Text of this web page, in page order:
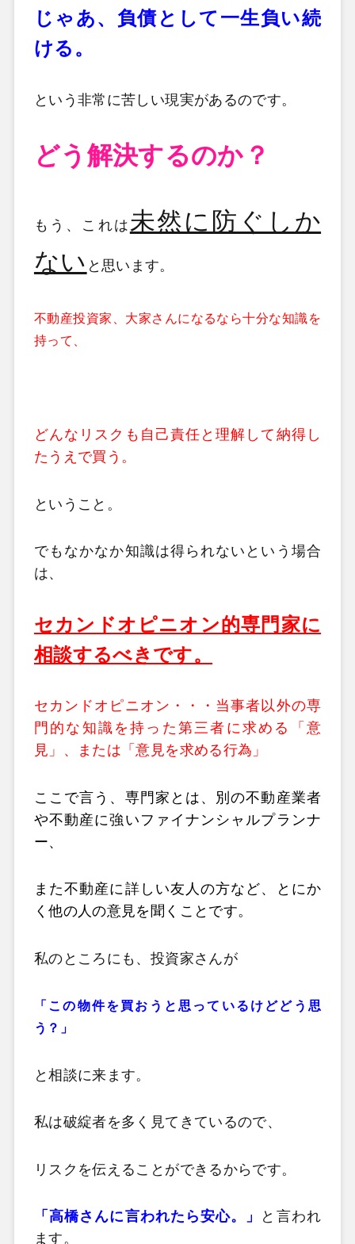
じゃあ、負債として一生負い続
ける。
という非常に苦しい現実があるのです。
どう解決するのか？
もう、これは 未然に防ぐしか
ない と思います。
不動産投資家、大家さんになるなら十分な知識を
持って、
どんなリスクも自己責任と理解して納得し
たうえで買う。
ということ。
でもなかなか知識は得られないという場合
は、
セカンドオピニオン的専門家に
相談するべきです。
セカンドオピニオン・・・ 当事者以外の専
門的な知識を持った第三者に求める「意
見」、または「意見を求める行為」
ここで言う、専門家とは、別の不動産業者
や不動産に強いファイナンシャルプランナ
ー、
また不動産に詳しい友人の方など、とにか
く他の人の意見を聞くことです。
私のところにも、投資家さんが
「この物件を買おうと思っているけどどう思
う？」
と相談に来ます。
私は破綻者を多く見てきているので、
リスクを伝えることができるからです。
「高橋さんに言われたら安心。」
と言われ
ます。